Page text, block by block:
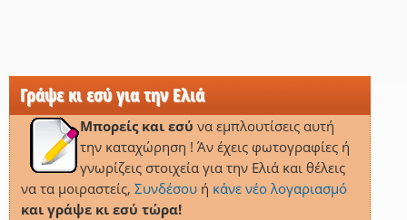
Γράψε κι εσύ για την Ελιά
Μπορείς και εσύ να εμπλουτίσεις αυτή
την καταχώρηση ! Άν έχεις φωτογραφίες ή
γνωρίζεις στοιχεία για την Ελιά και θέλεις
να τα μοιραστείς, Συνδέσουή κάνε νέο λογαριασμό
και γράψε κι εσύ τώρα!